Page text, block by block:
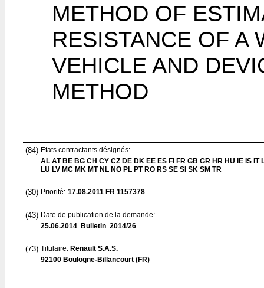
METHOD OF
RESISTANCE OF A
VEHICLE AND
METHOD
(84) Etats contractants désignés:
AL AT BE BG CH CY CZ DE DK EE ES FI FR GB GR HR HU IE IS IT
LU LV MC MK MT NL NO PL PT RO RS SE SI SK SM TR
(30) Priorité: 17.08.2011 FR 1157378
(43) Date de publication de la demande:
25.06.2014 Bulletin 2014/26
(73) Titulaire: Renault S.A.S.
92100 Boulogne-Billancourt (FR)